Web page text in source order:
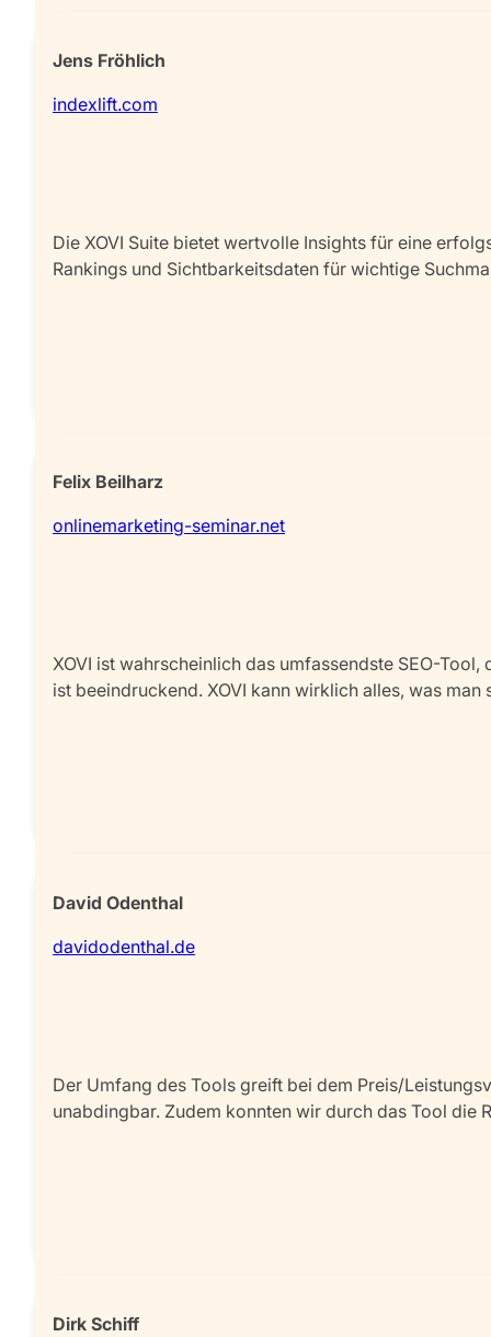
Jens Fröhlich
indexlift.com
Die XOVI Suite bietet wertvolle Insights für eine
Rankings und Sichtbarkeitsdaten für wichtige
Felix Beilharz
onlinemarketing-seminar.net
XOVI ist wahrscheinlich das umfassendste SEO-
ist beeindruckend. XOVI kann wirklich alles, was man
David Odenthal
davidodenthal.de
Der Umfang des Tools greift bei dem Preis/
unabdingbar. Zudem konnten wir durch das Tool die
Dirk Schiff